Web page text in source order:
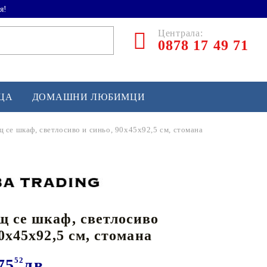
Централа:
0878 17 49 71
и софтбол
и лакрос
спортно оборудване
ДОМАШНИ ЛЮБИМЦИ
се шкаф, светлосиво и синьо, 90x45x92,5 см, стомана
се шкаф, светлосиво
см, стомана
52